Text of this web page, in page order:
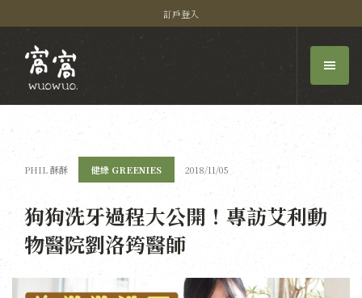
訂戶登入
PHIL 酥酥 健綠 GREENIES 2018/11/05
狗狗洗牙過程大公開！專訪艾利動
物醫院劉洛筠醫師